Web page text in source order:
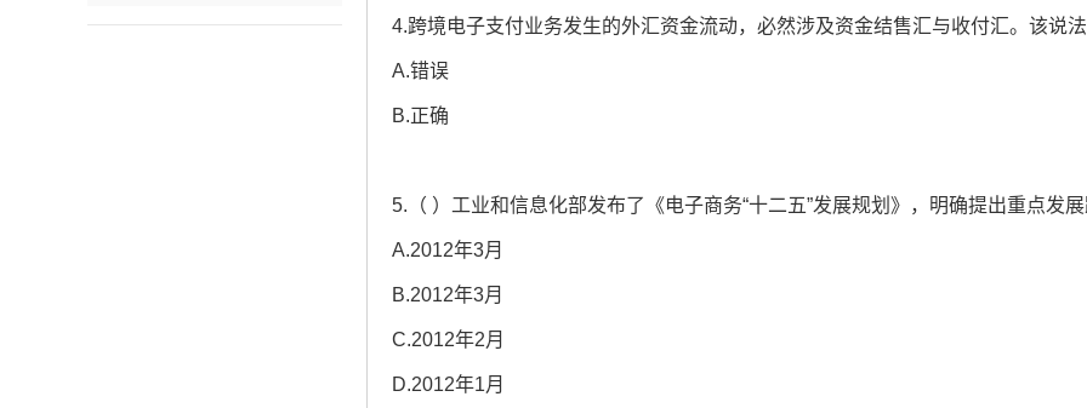
4.跨境电子支付业务发生的外汇资金流动，必然涉及资金结售汇与收付汇。该说法
A.错误
B.正确
5.（ ）工业和信息化部发布了《电子商务“十二五”发展规划》，明确提出重点发展
A.2012年3月
B.2012年3月
C.2012年2月
D.2012年1月